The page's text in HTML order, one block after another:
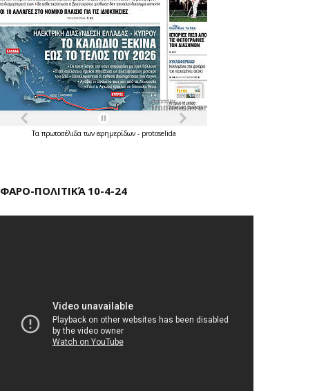
Τα πρωτοσέλιδατων εφημερίδων - protoselida
ΦΑΡΟ-ΠΟΛΙΤΙΚΆ 10-4-24